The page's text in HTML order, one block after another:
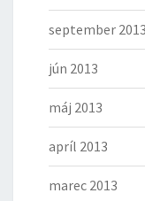
september 2013
jún 2013
máj 2013
apríl 2013
marec 2013